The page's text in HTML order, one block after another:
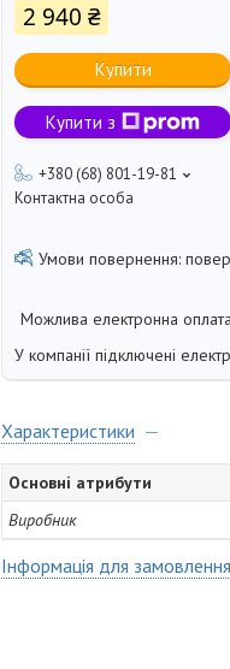
2 940 ₴
Купити
Купити з
+380 (68) 801-19-81
Контактна особа
У компанії підключені
Характеристики
Основні атрибути
Виробник
Інформація для замовлення